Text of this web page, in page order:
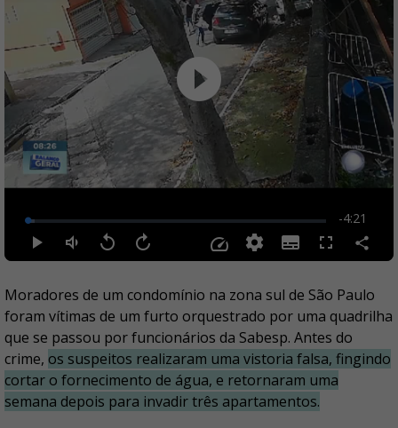
Moradores de um condomínio na zona sul de São Paulo
foram vítimas de um furto orquestrado por uma quadrilha
que se passou por funcionários da Sabesp. Antes do
crime, os suspeitos realizaram uma vistoria falsa, fingindo
cortar o fornecimento de água, e retornaram uma
semana depois para invadir três apartamentos.